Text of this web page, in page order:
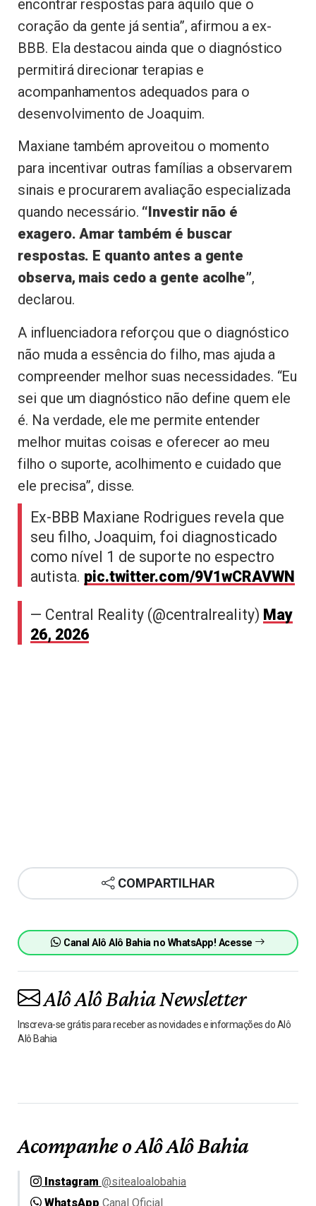
encontrar respostas para aquilo que o
coração da gente já sentia”, afirmou a ex-
BBB. Ela destacou ainda que o diagnóstico
permitirá direcionar terapias e
acompanhamentos adequados para o
desenvolvimento de Joaquim.
Maxiane também aproveitou o momento
para incentivar outras famílias a observarem
sinais e procurarem avaliação especializada
quando necessário. “Investir não é
exagero. Amar também é buscar
respostas. E quanto antes a gente
observa, mais cedo a gente acolhe”,
declarou.
A influenciadora reforçou que o diagnóstico
não muda a essência do filho, mas ajuda a
compreender melhor suas necessidades. “Eu
sei que um diagnóstico não define quem ele
é. Na verdade, ele me permite entender
melhor muitas coisas e oferecer ao meu
filho o suporte, acolhimento e cuidado que
ele precisa”, disse.
Ex-BBB Maxiane Rodrigues revela que
seu filho, Joaquim, foi diagnosticado
como nível 1 de suporte no espectro
autista. pic.twitter.com/9V1wCRAVWN
— Central Reality (@centralreality) May
26, 2026
COMPARTILHAR
Canal Alô Alô Bahia no WhatsApp! Acesse
Alô Alô Bahia Newsletter
Inscreva-se grátis para receber as novidades e informações do Alô
Alô Bahia
Acompanhe o Alô Alô Bahia
Instagram @sitealoalobahia
WhatsApp Canal Oficial